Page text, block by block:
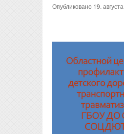
Опубликовано 19.